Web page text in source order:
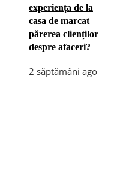
experiența de la
casa de marcat
părerea clienților
despre afaceri?
2 săptămâni ago